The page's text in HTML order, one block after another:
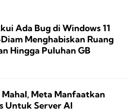
Ada Bug di Windows 11
Menghabiskan Ruang
Hingga Puluhan GB
Meta Manfaatkan
Untuk Server AI